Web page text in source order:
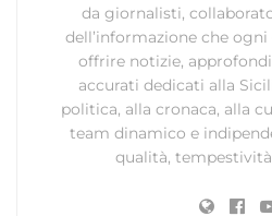
da giornalisti,
dell’informazione che
offrire notizie,
accurati dedicati alla
politica, alla cronaca, alla
team dinamico e
qualità,